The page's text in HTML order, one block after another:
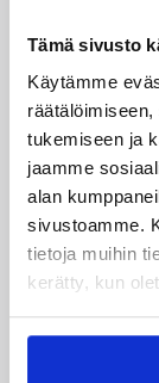
Tämä sivusto
Käytämme
tukemiseen ja
jaamme
alan
sivustoamme.
tietoja muihin
kerätty, kun
Suomen
Islannissa.